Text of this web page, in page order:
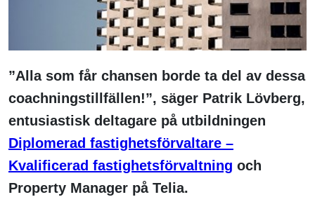
”Alla som får chansen borde ta del av dessa
coachningstillfällen!”, säger Patrik Lövberg,
entusiastisk deltagare på utbildningen
Diplomerad fastighetsförvaltare –
Kvalificerad fastighetsförvaltning och
Property Manager på Telia.